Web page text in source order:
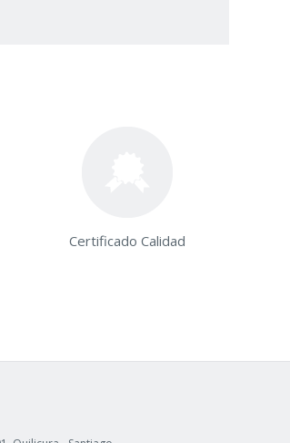
Certificado Calidad